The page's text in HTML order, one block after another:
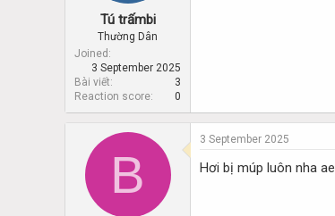
Tú trấmbi
Thường Dân
Joined
3 September 2025
Bài viết
3
Reaction score
0
B
3 September 2025
Hơi bị múp luôn nha ae